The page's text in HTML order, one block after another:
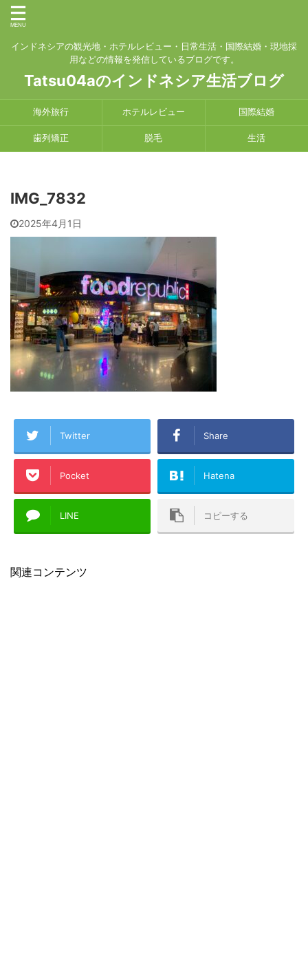
インドネシアの観光地・ホテルレビュー・日常生活・国際結婚・現地採
用などの情報を発信しているブログです。
Tatsu04aのインドネシア生活ブログ
海外旅行 ホテルレビュー 国際結婚
歯列矯正 脱毛 生活
IMG_7832
2025年4月1日
Twitter Share
Pocket Hatena
LINE コピーする
関連コンテンツ